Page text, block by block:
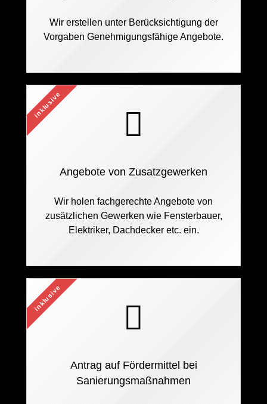
Wir erstellen unter Berücksichtigung der
Vorgaben Genehmigungsfähige Angebote.
inklusive
Angebote von Zusatzgewerken
Wir holen fachgerechte Angebote von
zusätzlichen Gewerken wie Fensterbauer,
Elektriker, Dachdecker etc. ein.
inklusive
Antrag auf Fördermittel bei
Sanierungsmaßnahmen